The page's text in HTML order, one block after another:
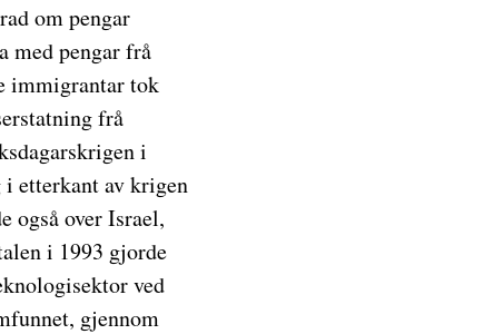
om pengar
med pengar frå
immigrantar tok
frå
i
i etterkant av krigen
også over Israel,
i 1993 gjorde
ved
gjennom